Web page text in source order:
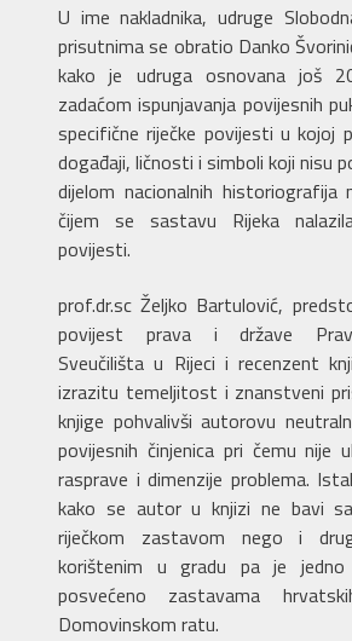
U ime nakladnika, udruge
prisutnima se obratio Danko
kako je udruga osnovana još
zadaćom ispunjavanja povijesnih
specifične riječke povijesti u kojoj
događaji, ličnosti i simboli koji nisu
dijelom nacionalnih historiografija
čijem se sastavu Rijeka
povijesti.
prof.dr.sc Željko Bartulović,
povijest prava i države
Sveučilišta u Rijeci i recenzent
izrazitu temeljitost i znanstveni
knjige pohvalivši autorovu
povijesnih činjenica pri čemu nije
rasprave i dimenzije problema.
kako se autor u knjizi ne bavi
riječkom zastavom nego i
korištenim u gradu pa je jedno
posvećeno zastavama
Domovinskom ratu.